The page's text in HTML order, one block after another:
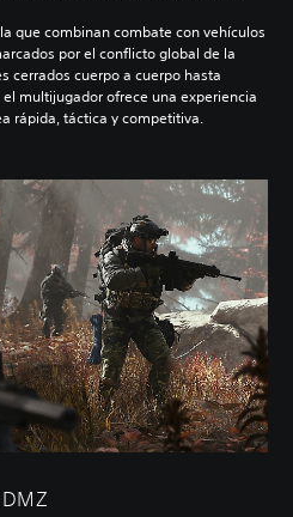
que combinan combate con vehículos
por el conflicto global de la
cerrados cuerpo a cuerpo hasta
multijugador ofrece una experiencia
rápida, táctica y competitiva.
DMZ